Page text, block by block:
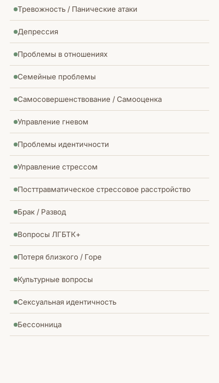
Тревожность / Панические атаки
Депрессия
Проблемы в отношениях
Семейные проблемы
Самосовершенствование / Самооценка
Управление гневом
Проблемы идентичности
Управление стрессом
Посттравматическое стрессовое расстройство
Брак / Развод
Вопросы ЛГБТК+
Потеря близкого / Горе
Культурные вопросы
Сексуальная идентичность
Бессонница